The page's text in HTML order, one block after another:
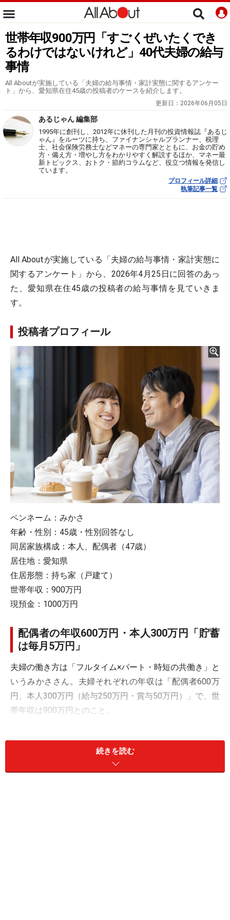
世帯年収900万円「すごくぜいたくでき
るわけではないけれど」40代夫婦の給与
事情
All Aboutが実施している「夫婦の給与事情・家計実態に関するアンケー
ト」から、愛知県在住45歳の投稿者のケースを紹介します。
更新日： 2026年06月05日
あるじゃん 編集部
1995年に創刊し、2012年に休刊した月刊の投資情報誌『あるじ
ゃん』をルーツに持ち、ファイナンシャルプランナー、税理
士、社会保険労務士などマネーの専門家とともに、お金の貯め
方・備え方・増やし方をわかりやすく解説するほか、マネー最
新トピックス、おトク・節約コラムなど、役立つ情報を発信し
ています。
プロフィール詳細
執筆記事一覧
All Aboutが実施している「夫婦の給与事情・家計実態に
関するアンケート」から、2026年4月25日に回答のあっ
た、愛知県在住45歳の投稿者の給与事情を見ていきま
す。
投稿者プロフィール
ペンネーム：みかさ
年齢・性別：45歳・性別回答なし
同居家族構成：本人、配偶者（47歳）
居住地：愛知県
住居形態：持ち家（戸建て）
世帯年収：900万円
現預金：1000万円
配偶者の年収600万円・本人300万円「貯蓄
は毎月5万円」
夫婦の働き方は「フルタイム×パート・時短の共働き」と
いうみかささん。夫婦それぞれの年収は「配偶者600万
円、本人300万円（給与250万円・賞与50万円）」で、世
帯年収は900万円とのこと。
費14万円、食費4万円、光熱費2万円、保険料1万円、通
信費1万円」とのこと。毎月「5万円」の貯蓄ができてい
ると言います。
続きを読む